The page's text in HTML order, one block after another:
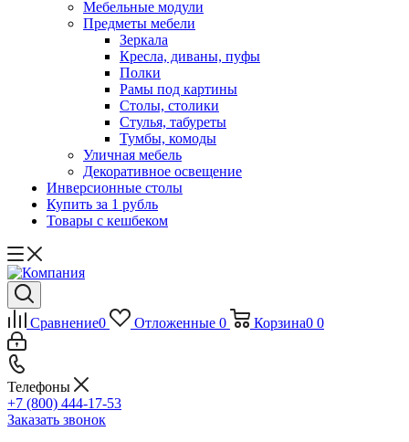
Мебельные модули
Предметы мебели
Зеркала
Кресла, диваны, пуфы
Полки
Рамы под картины
Столы, столики
Стулья, табуреты
Тумбы, комоды
Уличная мебель
Декоративное освещение
Инверсионные столы
Купить за 1 рубль
Товары с кешбеком
Сравнение0 Отложенные 0 Корзина0 0
Телефоны
+7 (800) 444-17-53
Заказать звонок